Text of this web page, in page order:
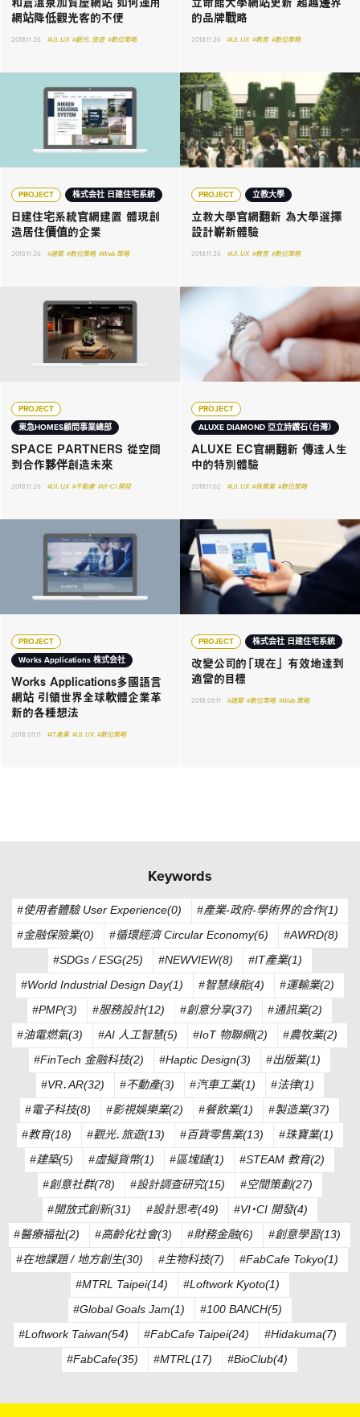
網站降低觀光客的不便
2018.11.26 #UI．UX #觀光．旅遊 #數位策略
的品牌戰略
2018.11.26 #UI．UX #教育 #數位策略
PROJECT 株式会社 日建住宅系統
日建住宅系統官網建置 體現創
造居住價值的企業
2018.11.26 #建築 #數位策略 #Web 策略
PROJECT 立教大學
立教大學官網翻新 為大學選擇
設計嶄新體驗
2018.11.26 #UI．UX #教育 #數位策略
PROJECT
東急HOMES顧問事業總部
SPACE PARTNERS 從空間
到合作夥伴創造未來
2018.11.26 #UI．UX #不動產 #VI・CI 開發
PROJECT
ALUXE DIAMOND 亞立詩鑽石（台灣）
ALUXE EC官網翻新 傳達人生
中的特別體驗
2018.11.02 #UI．UX #珠寶業 #數位策略
PROJECT
Works Applications 株式会社
Works Applications多國語言
網站 引領世界全球軟體企業革
新的各種想法
2018.09.11 #IT產業 #UI．UX #數位策略
PROJECT 株式会社 日建住宅系統
改變公司的「現在」 有效地達到
適當的目標
2018.09.11 #建築 #數位策略 #Web 策略
Keywords
#使用者體驗 User Experience(0)
#產業-政府-學術界的合作(1)
#金融保險業(0)
#循環經濟 Circular Economy(6)
#AWRD(8)
#SDGs / ESG(25)
#NEWVIEW(8)
#IT產業(1)
#World Industrial Design Day(1)
#智慧綠能(4)
#運輸業(2)
#PMP(3)
#服務設計(12) #創意分享(37)
#通訊業(2)
#油電燃氣(3)
#AI 人工智慧(5) #IoT 物聯網(2)
#農牧業(2)
#FinTech 金融科技(2)
#Haptic Design(3)
#出版業(1)
#VR．AR(32)
#不動產(3) #汽車工業(1)
#法律(1)
#電子科技(8)
#影視娛樂業(2) #餐飲業(1)
#製造業(37)
#教育(18)
#觀光．旅遊(13) #百貨零售業(13)
#珠寶業(1)
#建築(5)
#虛擬貨幣(1) #區塊鏈(1)
#STEAM 教育(2)
#創意社群(78)
#設計調查研究(15)
#空間策劃(27)
#開放式創新(31)
#設計思考(49)
#VI・CI 開發(4)
#醫療福祉(2)
#高齡化社會(3) #財務金融(6)
#創意學習(13)
#在地課題 / 地方創生(30)
#生物科技(7)
#FabCafe Tokyo(1)
#MTRL Taipei(14)
#Loftwork Kyoto(1)
#Global Goals Jam(1)
#100 BANCH(5)
#Loftwork Taiwan(54)
#FabCafe Taipei(24)
#Hidakuma(7)
#FabCafe(35)
#MTRL(17) #BioClub(4)